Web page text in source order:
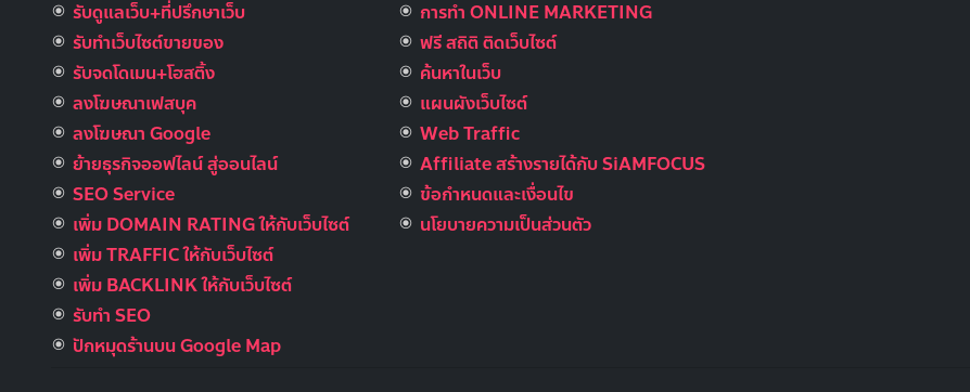
รับดูแลเว็บ+ที่ปรึกษาเว็บ
รับทําเว็บไซต์ขายของ
รับจดโดเมน+โฮสติ้ง
ลงโฆษณาเฟสบุค
ลงโฆษณา Google
ย้ายธุรกิจออฟไลน์ สู่ออนไลน์
SEO Service
เพิ่ม DOMAIN RATING ให้กับเว็บไซต์
เพิ่ม TRAFFIC ให้กับเว็บไซต์
เพิ่ม BACKLINK ให้กับเว็บไซต์
รับทำ SEO
ปักหมุดร้านบน Google Map
การทำ ONLINE MARKETING
ฟรี สถิติ ติดเว็บไซต์
ค้นหาในเว็บ
แผนผังเว็บไซต์
Web Traffic
Affiliate สร้างรายได้กับ SiAMFOCUS
ข้อกำหนดและเงื่อนไข
นโยบายความเป็นส่วนตัว